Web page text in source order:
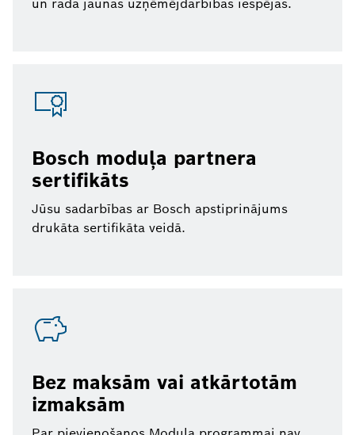
un rada jaunas uzņēmējdarbības iespējas.
Bosch moduļa partnera
sertifikāts
Jūsu sadarbības ar Bosch apstiprinājums
drukāta sertifikāta veidā.
Bez maksām vai atkārtotām
izmaksām